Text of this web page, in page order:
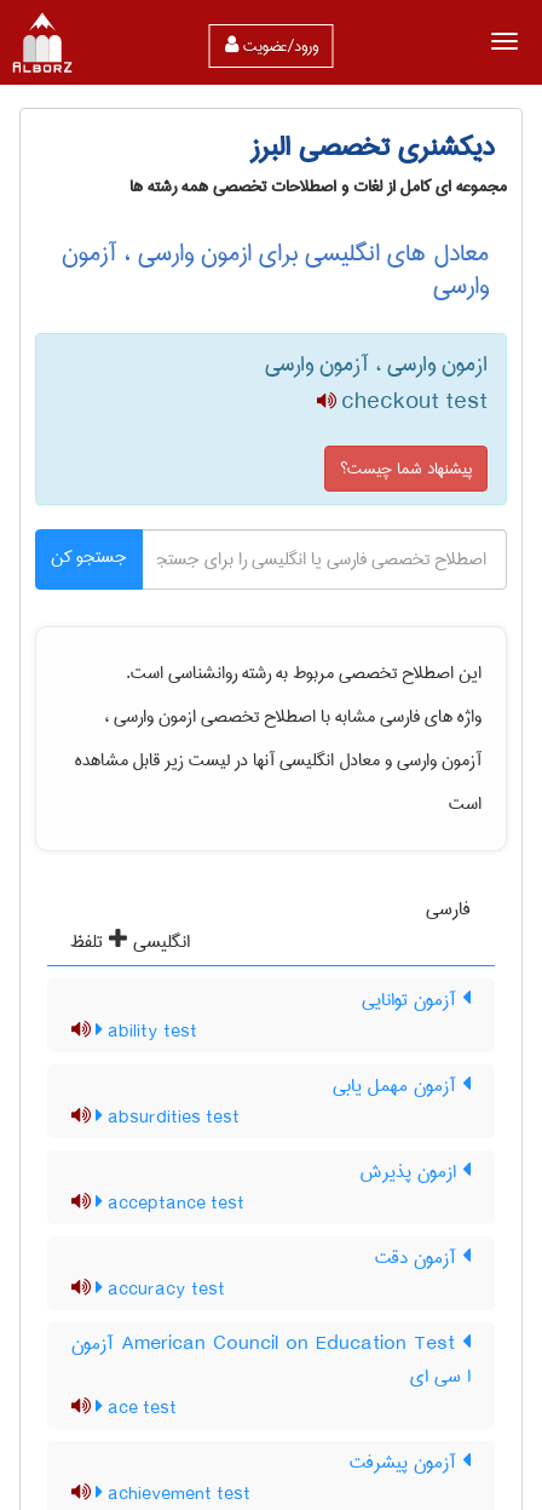
ورود/عضویت
دیکشنری تخصصی البرز
مجموعه ای کامل از لغات و اصطلاحات تخصصی همه رشته ها
معادل های انگلیسی برای ازمون وارسی ، آزمون
وارسی
ازمون وارسی ، آزمون وارسی
checkout test
پیشنهاد شما چیست؟
جستجو کن
این اصطلاح تخصصی مربوط به رشتهروانشناسیاست.
واژه های فارسی مشابه با اصطلاح تخصصیازمون وارسی ،
آزمون وارسیو معادل انگلیسی آنها در لیست زیر قابل مشاهده
است
فارسی
انگلیسی
تلفظ
آزمون توانایی
ability test
آزمون مهمل یابی
absurdities test
ازمون پذیرش
acceptance test
آزمون دقت
accuracy test
‎American Council on Education Test آزمون
ا سی ای
ace test
آزمون پيشرفت
achievement test